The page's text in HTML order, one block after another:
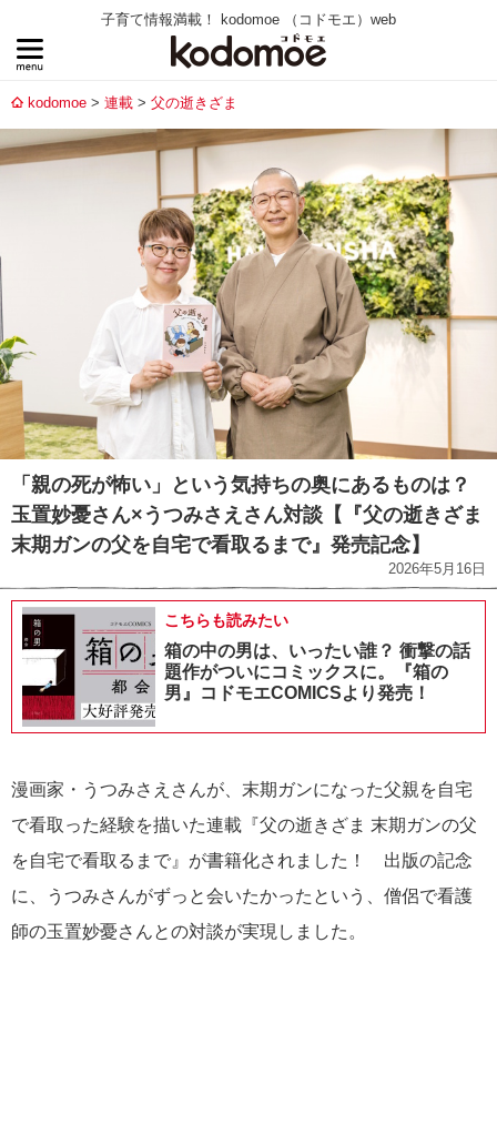
子育て情報満載！ kodomoe （コドモエ）web
kodomoe 連載 父の逝きざま
「親の死が怖い」という気持ちの奥にあるものは？
玉置妙憂さん×うつみさえさん対談【『父の逝きざま
末期ガンの父を自宅で看取るまで』発売記念】
2026年5月16日
こちらも読みたい
箱の中の男は、いったい誰？ 衝撃の話
題作がついにコミックスに。『箱の
男』コドモエCOMICSより発売！
漫画家・うつみさえさんが、末期ガンになった父親を自宅
で看取った経験を描いた連載『父の逝きざま 末期ガンの父
を自宅で看取るまで』が書籍化されました！ 出版の記念
に、うつみさんがずっと会いたかったという、僧侶で看護
師の玉置妙憂さんとの対談が実現しました。